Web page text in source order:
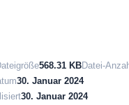
568.31 KBDatei-
30. Januar 2024
30. Januar 2024